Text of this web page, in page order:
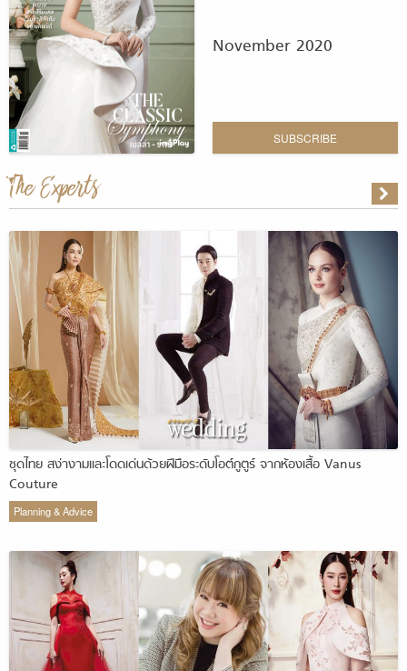
November 2020
SUBSCRIBE
The Experts
ชุดไทย สง่างามและโดดเด่นด้วยฝีมือระดับโอต์กูตูร์ จากห้องเสื้อ Vanus
Couture
Planning & Advice